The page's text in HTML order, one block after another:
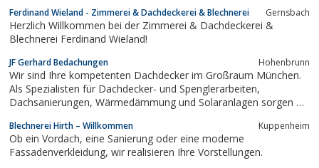
eingetragener Betrieb der Handwerkskammer Freiburg arbeiten
wir stets meisterhaft, termingerecht...
Ferdinand Wieland - Zimmerei & Dachdeckerei & Blechnerei Gernsbach
Herzlich Willkommen bei der Zimmerei & Dachdeckerei &
Blechnerei Ferdinand Wieland!
JF Gerhard Bedachungen Hohenbrunn
Wir sind Ihre kompetenten Dachdecker im Großraum München.
Als Spezialisten für Dachdecker- und Spenglerarbeiten,
Dachsanierungen, Wärmedämmung und Solaranlagen sorgen wir
Blechnerei Hirth – Willkommen Kuppenheim
Ob ein Vordach, eine Sanierung oder eine moderne
Fassadenverkleidung, wir realisieren Ihre Vorstellungen.